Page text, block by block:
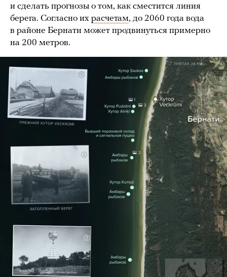
и сделать прогнозы о том, как сместится линия
берега. Согласно их расчетам, до 2060 года вода
в районе Бернати может продвинуться примерно
на 200 метров.